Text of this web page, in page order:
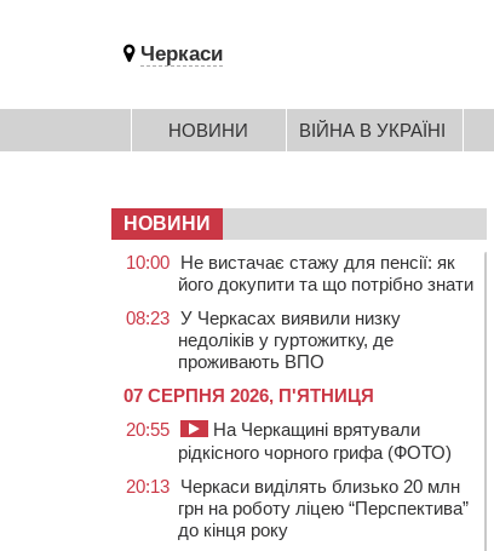
Черкаси
НОВИНИ ВІЙНА В УКРАЇНІ
НОВИНИ
10:00 Не вистачає стажу для пенсії: як
його докупити та що потрібно знати
08:23 У Черкасах виявили низку
недоліків у гуртожитку, де
проживають ВПО
07 СЕРПНЯ 2026, П'ЯТНИЦЯ
20:55
На Черкащині врятували
рідкісного чорного грифа (ФОТО)
20:13 Черкаси виділять близько 20 млн
грн на роботу ліцею “Перспектива”
до кінця року